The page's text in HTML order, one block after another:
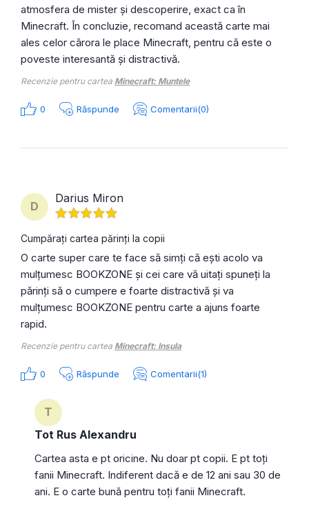
atmosfera de mister și descoperire, exact ca în
Minecraft. În concluzie, recomand această carte mai
ales celor cărora le place Minecraft, pentru că este o
poveste interesantă și distractivă.
Recenzie pentru cartea Minecraft: Muntele
0 Răspunde Comentarii(0)
D
Darius Miron
Cumpărați cartea părinți la copii
O carte super care te face să simți că ești acolo va
mulțumesc BOOKZONE și cei care vă uitați spuneți la
părinți să o cumpere e foarte distractivă și va
mulțumesc BOOKZONE pentru carte a ajuns foarte
rapid.
Recenzie pentru cartea Minecraft: Insula
0 Răspunde Comentarii(1)
T
Tot Rus Alexandru
Cartea asta e pt oricine. Nu doar pt copii. E pt toți
fanii Minecraft. Indiferent dacă e de 12 ani sau 30 de
ani. E o carte bună pentru toți fanii Minecraft.